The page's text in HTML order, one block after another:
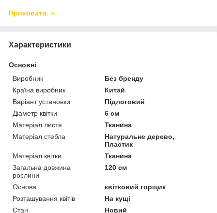
Приховати
Характеристики
Основні
Виробник
Без бренду
Країна виробник
Китай
Варіант установки
Підлоговий
Діаметр квітки
6 см
Матеріал листя
Тканина
Матеріал стебла
Натуральне дерево,
Пластик
Матеріал квітки
Тканина
Загальна довжина
рослини
120 см
Основа
квітковий горщик
Розташування квітів
На кущі
Стан
Новий